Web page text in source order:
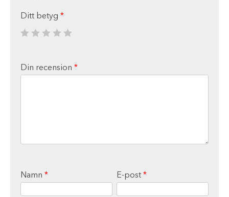
Ditt betyg *
Din recension *
Namn * E-post *